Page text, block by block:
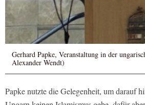
Gerhard Papke, Veranstaltung in der
Alexander Wendt)
Papke nutzte die Gelegenheit, um darauf